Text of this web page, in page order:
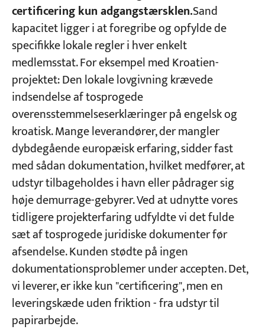
certificering kun adgangstærsklen.Sand
kapacitet ligger i at foregribe og opfylde de
specifikke lokale regler i hver enkelt
medlemsstat. For eksempel med Kroatien-
projektet: Den lokale lovgivning krævede
indsendelse af tosprogede
overensstemmelseserklæringer på engelsk og
kroatisk. Mange leverandører, der mangler
dybdegående europæisk erfaring, sidder fast
med sådan dokumentation, hvilket medfører, at
udstyr tilbageholdes i havn eller pådrager sig
høje demurrage-gebyrer. Ved at udnytte vores
tidligere projekterfaring udfyldte vi det fulde
sæt af tosprogede juridiske dokumenter før
afsendelse. Kunden stødte på ingen
dokumentationsproblemer under accepten. Det,
vi leverer, er ikke kun "certificering", men en
leveringskæde uden friktion - fra udstyr til
papirarbejde.